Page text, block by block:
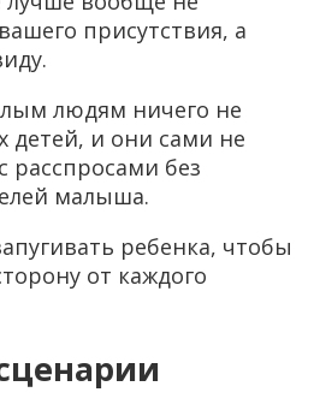
присутствия, а
людям ничего не
детей, и они сами не
расспросами без
малыша.
ребенка, чтобы
от каждого